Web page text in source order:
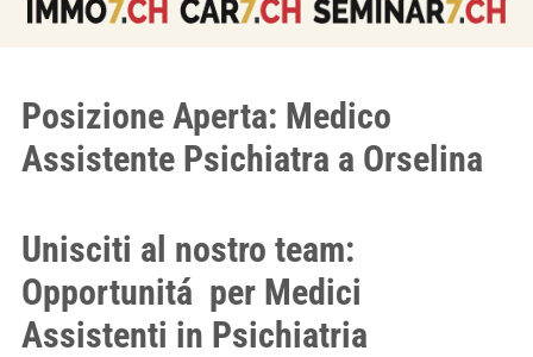
Posizione Aperta: Medico
Assistente Psichiatra a Orselina
Unisciti al nostro team:
Opportunitá per Medici
Assistenti in Psichiatria